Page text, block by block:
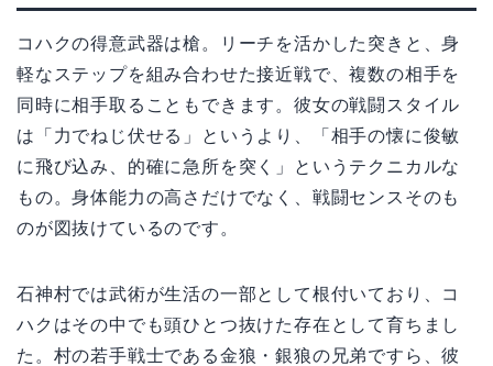
コハクの得意武器は槍。リーチを活かした突きと、身
軽なステップを組み合わせた接近戦で、複数の相手を
同時に相手取ることもできます。彼女の戦闘スタイル
は「力でねじ伏せる」というより、「相手の懐に俊敏
に飛び込み、的確に急所を突く」というテクニカルな
もの。身体能力の高さだけでなく、戦闘センスそのも
のが図抜けているのです。
石神村では武術が生活の一部として根付いており、コ
ハクはその中でも頭ひとつ抜けた存在として育ちまし
た。村の若手戦士である金狼・銀狼の兄弟ですら、彼